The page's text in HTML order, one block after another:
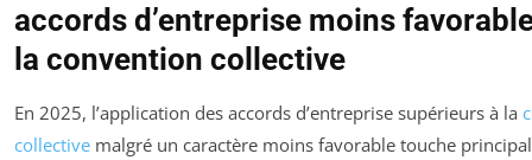
accords d’entreprise moins
la convention collective
En 2025, l’application des accords d’entreprise supérieurs à la
collective malgré un caractère moins favorable touche